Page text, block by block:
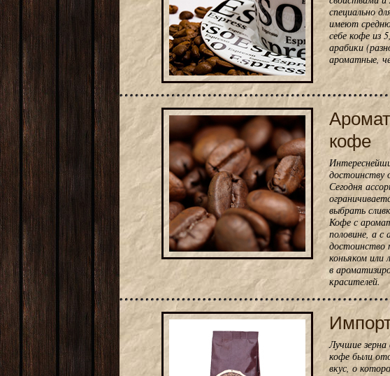
специально
имеют
себе кофе из
арабики
ароматные,
кофе
достоинству
Сегодня
выбрать
Кофе с
половине, а
достоинство
коньяком или
в
красителей.
Лучшие зерна
кофе были
вкус, о